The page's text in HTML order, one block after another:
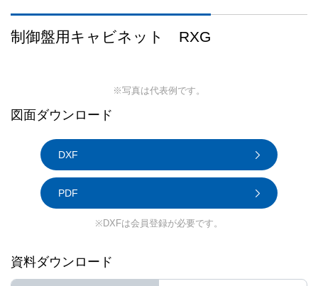
制御盤用キャビネット RXG
※写真は代表例です。
図面ダウンロード
DXF
PDF
※DXFは会員登録が必要です。
資料ダウンロード